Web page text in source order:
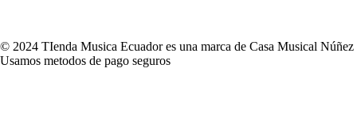
© 2024 TIenda Musica Ecuador es una marca de Casa Musical Núñez
Usamos metodos de pago seguros